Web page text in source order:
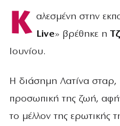
Κ αλεσμένη στην
Live» βρέθηκε η
Ιουνίου.
Η διάσημη Λατίνα σταρ,
προσωπική της ζωή,
το μέλλον της ερωτικής